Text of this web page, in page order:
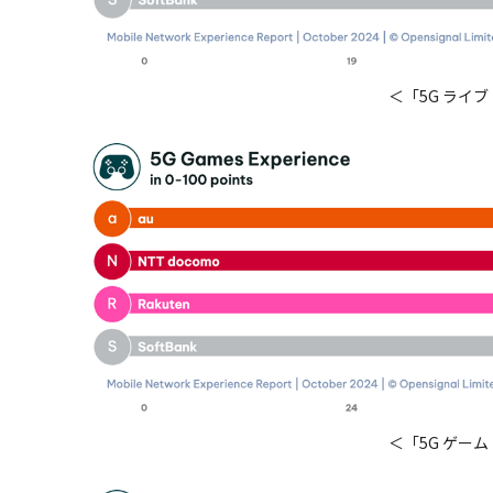
＜「5G ライ
＜「5G ゲー